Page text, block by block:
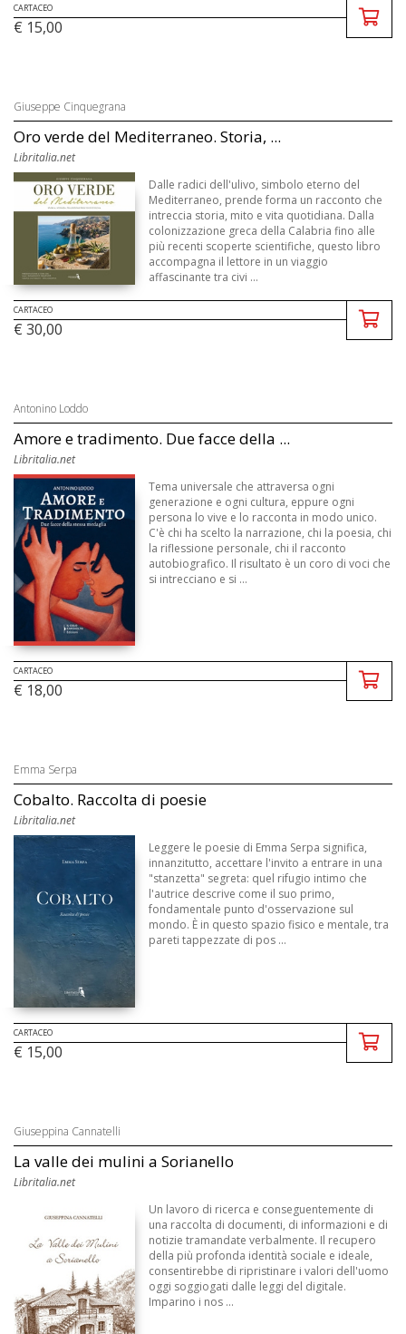
CARTACEO
€ 15,00
Giuseppe Cinquegrana
Oro verde del Mediterraneo. Storia, ...
Libritalia.net
Dalle radici dell'ulivo, simbolo eterno del
Mediterraneo, prende forma un racconto che
intreccia storia, mito e vita quotidiana. Dalla
colonizzazione greca della Calabria fino alle
più recenti scoperte scientifiche, questo libro
accompagna il lettore in un viaggio
affascinante tra civi ...
CARTACEO
€ 30,00
Antonino Loddo
Amore e tradimento. Due facce della ...
Libritalia.net
Tema universale che attraversa ogni
generazione e ogni cultura, eppure ogni
persona lo vive e lo racconta in modo unico.
C'è chi ha scelto la narrazione, chi la poesia, chi
la riflessione personale, chi il racconto
autobiografico. Il risultato è un coro di voci che
si intrecciano e si ...
CARTACEO
€ 18,00
Emma Serpa
Cobalto. Raccolta di poesie
Libritalia.net
Leggere le poesie di Emma Serpa significa,
innanzitutto, accettare l'invito a entrare in una
"stanzetta" segreta: quel rifugio intimo che
l'autrice descrive come il suo primo,
fondamentale punto d'osservazione sul
mondo. È in questo spazio fisico e mentale, tra
pareti tappezzate di pos ...
CARTACEO
€ 15,00
Giuseppina Cannatelli
La valle dei mulini a Sorianello
Libritalia.net
Un lavoro di ricerca e conseguentemente di
una raccolta di documenti, di informazioni e di
notizie tramandate verbalmente. Il recupero
della più profonda identità sociale e ideale,
consentirebbe di ripristinare i valori dell'uomo
oggi soggiogati dalle leggi del digitale.
Imparino i nos ...